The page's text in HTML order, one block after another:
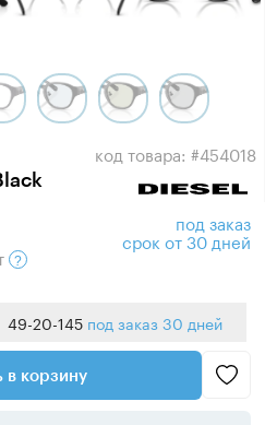
код товара: #454018
под заказ
срок от 30 дней
49-20-145 под заказ 30 дней
в корзину